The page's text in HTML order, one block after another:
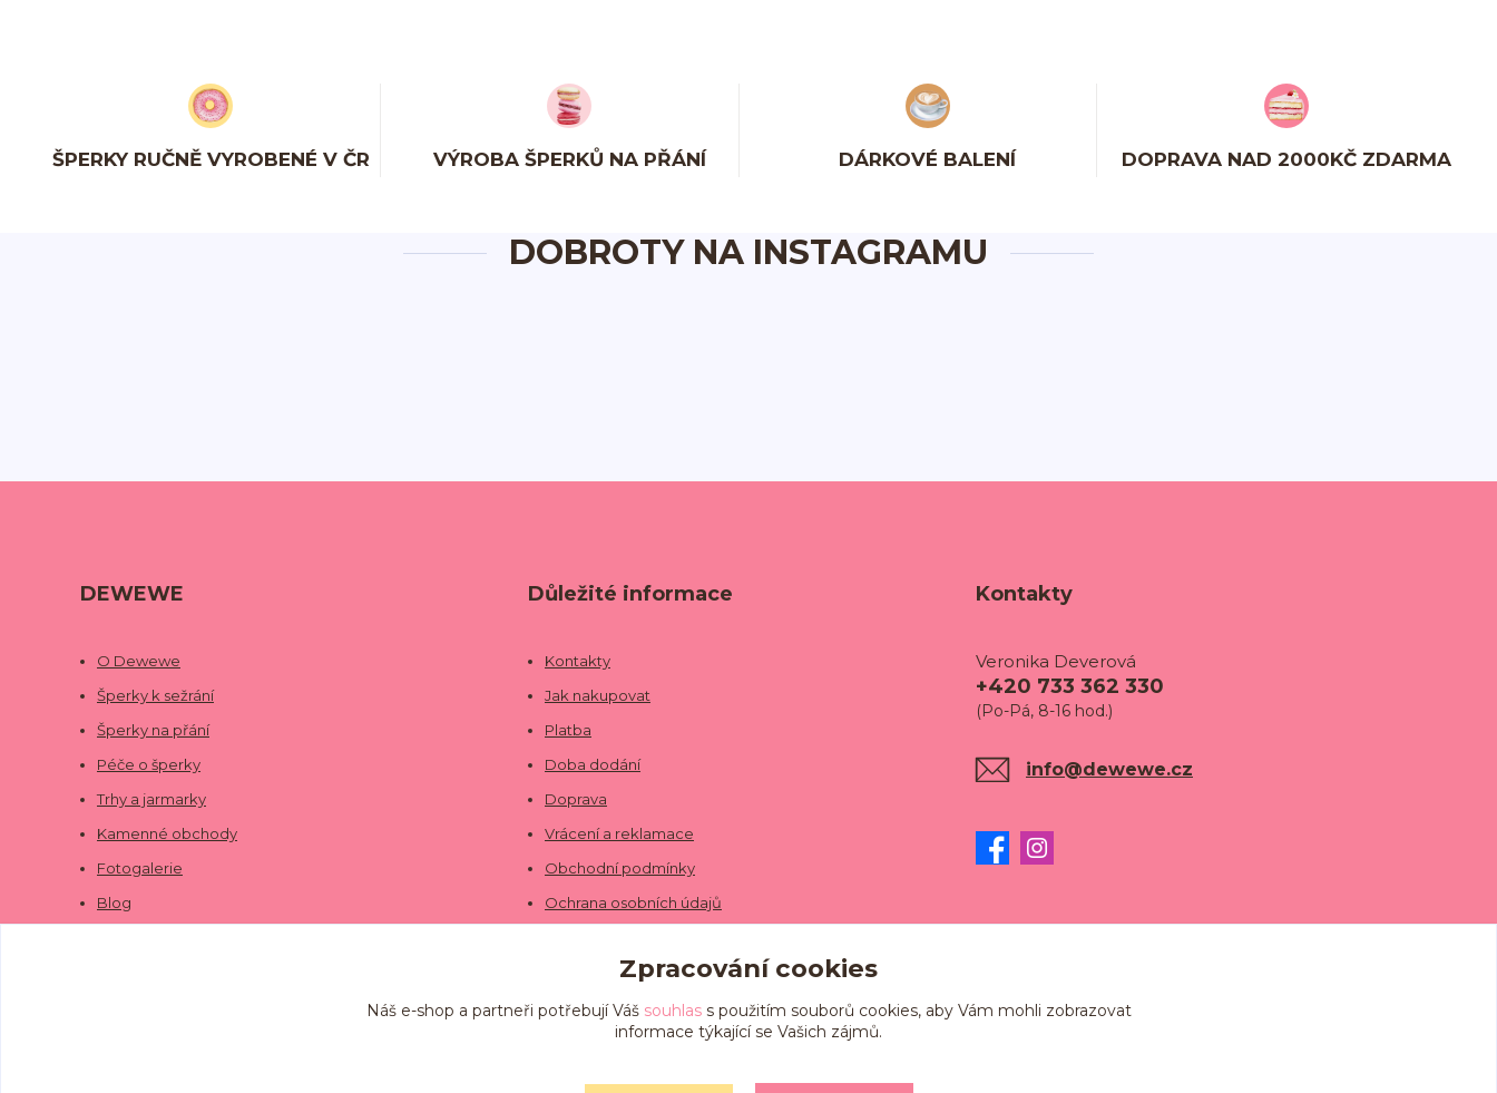
ŠPERKY RUČNĚ VYROBENÉ V ČR VÝROBA ŠPERKŮ NA PŘÁNÍ DÁRKOVÉ BALENÍ DOPRAVA NAD 2000KČ ZDARMA
DOBROTY NA INSTAGRAMU
DEWEWE
O Dewewe
Šperky k sežrání
Šperky na přání
Péče o šperky
Trhy a jarmarky
Kamenné obchody
Fotogalerie
Blog
Důležité informace
Kontakty
Jak nakupovat
Platba
Doba dodání
Doprava
Vrácení a reklamace
Obchodní podmínky
Ochrana osobních údajů
Kontakty
Veronika Deverová
+420 733 362 330
(Po-Pá, 8-16 hod.)
info@dewewe.cz
Zpracování cookies
Náš e-shop a partneři potřebují Váš souhlass použitím souborů cookies, aby Vám mohli zobrazovat
informace týkající se Vašich zájmů.